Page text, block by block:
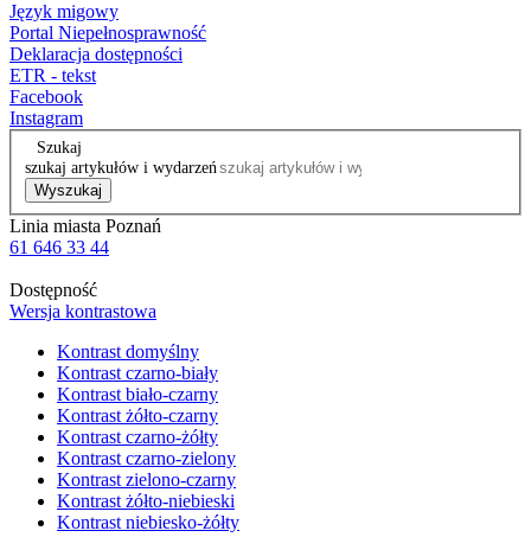
Język migowy
Portal Niepełnosprawność
Deklaracja dostępności
ETR - tekst
Facebook
Instagram
Szukaj
szukaj artykułów i wydarzeń
Wyszukaj
Linia miasta Poznań
61 646 33 44
Dostępność
Wersja kontrastowa
Kontrast domyślny
Kontrast czarno-biały
Kontrast biało-czarny
Kontrast żółto-czarny
Kontrast czarno-żółty
Kontrast czarno-zielony
Kontrast zielono-czarny
Kontrast żółto-niebieski
Kontrast niebiesko-żółty